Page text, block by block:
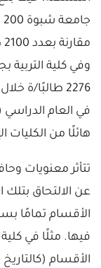
وفي كلية
في العام الدراسي (2022/
هائلًا من الكليات
تتأثر معنويات
عن الالتحاق
الأقسام تمامًا
فيها. مثلًا في
الأقسام